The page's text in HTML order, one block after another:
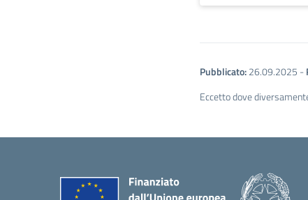
Pubblicato:26.09.2025 -
Eccetto dove